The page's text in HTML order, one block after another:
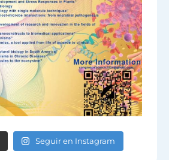
Seguir en Instagram